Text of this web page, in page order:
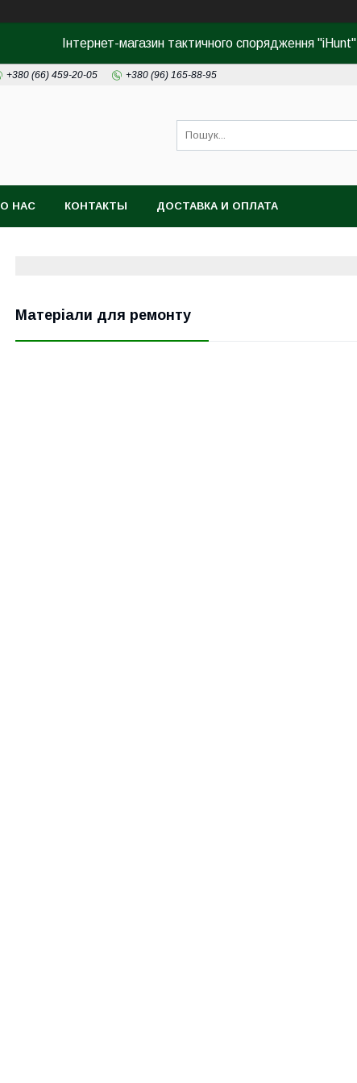
Інтернет-магазин тактичного спорядження "iHunt"
+380 (66) 459-20-05 +380 (96) 165-88-95
О НАС КОНТАКТЫ ДОСТАВКА И ОПЛАТА
Матеріали для ремонту